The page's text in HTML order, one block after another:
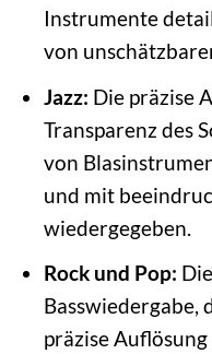
Instrumente
von
Jazz: Die präzise
Transparenz des
von
und mit
wiedergegeben.
Rock und Pop:
Basswiedergabe,
präzise